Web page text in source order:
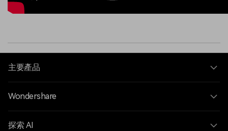
主要產品
Wondershare
探索 AI